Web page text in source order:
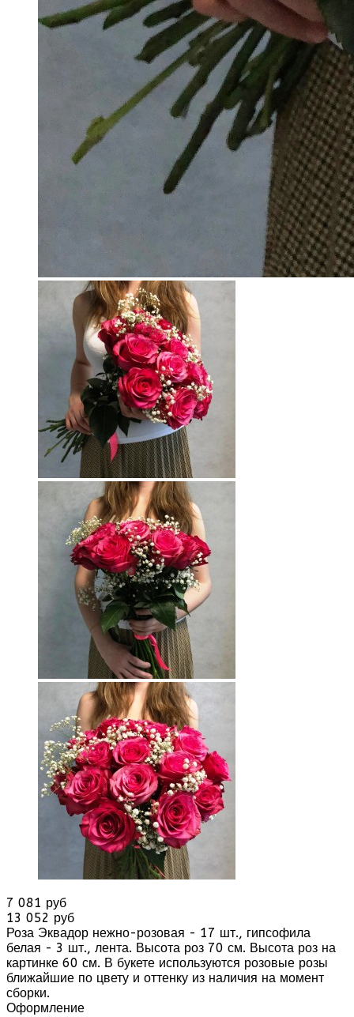
7 081 руб
13 052 руб
Роза Эквадор нежно-розовая - 17 шт., гипсофила
белая - 3 шт., лента. Высота роз 70 см. Высота роз на
картинке 60 см. В букете используются розовые розы
ближайшие по цвету и оттенку из наличия на момент
сборки.
Оформление